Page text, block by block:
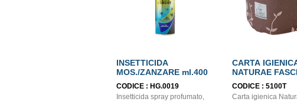
INSETTICIDA
MOS./ZANZARE ml.400
CODICE : HG.0019
Insetticida spray profumato,
CARTA
NATURAE
PURA
VELI ECOLABEL
CODICE : 5100T
Carta igienica